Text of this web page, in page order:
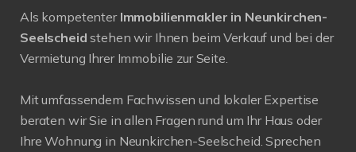
Als kompetenter Immobilienmakler in Neunkirchen-
Seelscheidstehen wir Ihnen beim Verkauf und bei der
Vermietung Ihrer Immobilie zur Seite.
Mit umfassendem Fachwissen und lokaler Expertise
beraten wir Sie in allen Fragen rund um Ihr Haus oder
Ihre Wohnung in Neunkirchen-Seelscheid. Sprechen